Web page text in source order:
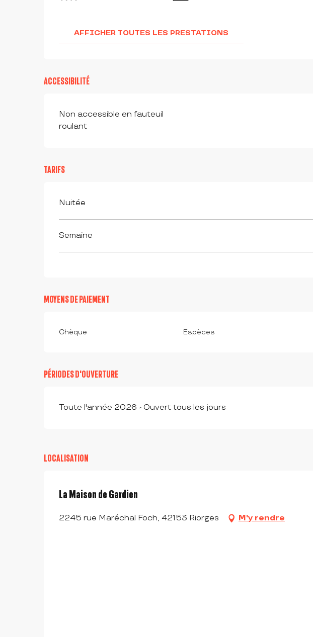
AFFICHER TOUTES LES PRESTATIONS
ACCESSIBILITÉ
Non accessible en fauteuil
roulant
TARIFS
Tarifs 2026
Nuitée
Semaine
MOYENS DE PAIEMENT
Chèque Espèces
PÉRIODES D'OUVERTURE
Toute l'année 2026 - Ouvert tous les jours
LOCALISATION
La Maison de Gardien
2245 rue Maréchal Foch, 42153 Riorges M'y rendre